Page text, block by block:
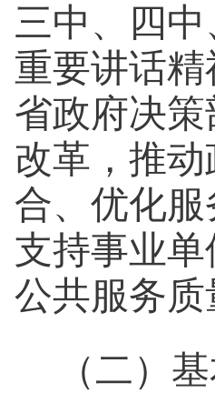
三中、四
重要讲话
省政府决策
改革，推
合、优化
支持事业
公共服务质
（二）